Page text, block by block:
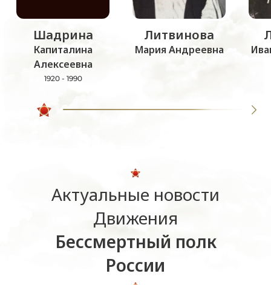
Шадрина
Капиталина
Алексеевна
1920 - 1990
Литвинова
Мария Андреевна
Актуальные новости
Движения
Бессмертный полк
России